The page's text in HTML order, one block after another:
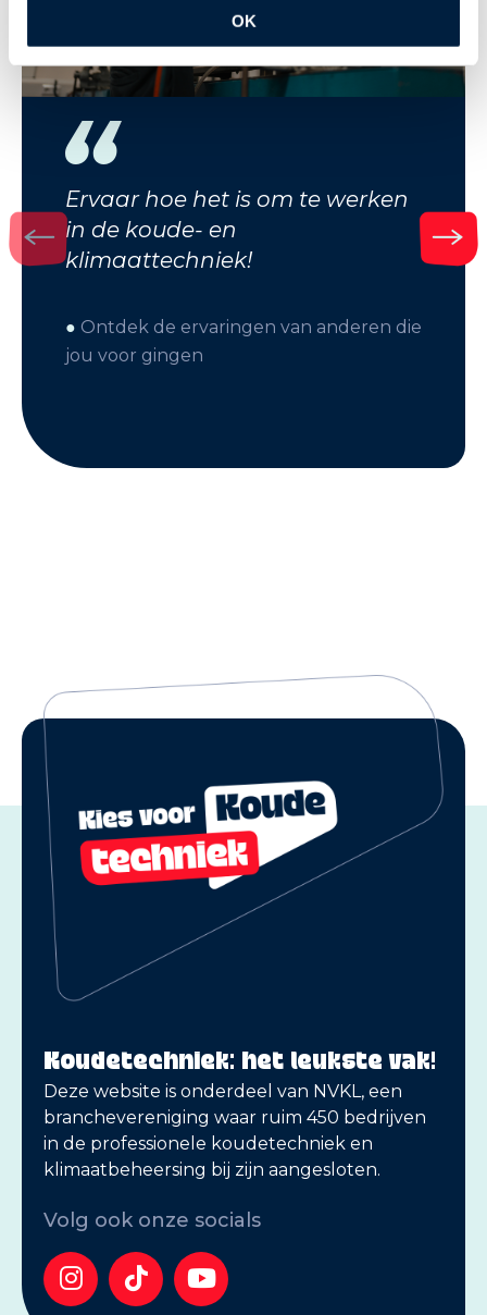
OK
Ervaar hoe het is om te werken
in de koude- en
klimaattechniek!
● Ontdek de ervaringen van anderen die
jou voor gingen
Koudetechniek: het leukste vak!
Deze website is onderdeel van NVKL, een
branchevereniging waar ruim 450 bedrijven
in de professionele koudetechniek en
klimaatbeheersing bij zijn aangesloten.
Volg ook onze socials